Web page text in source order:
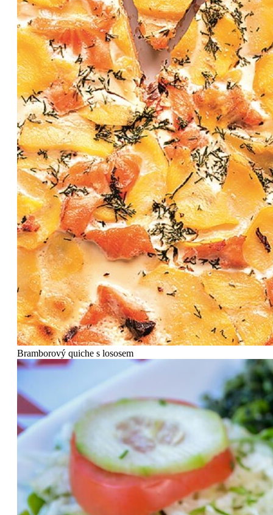
Bramborový quiche s lososem